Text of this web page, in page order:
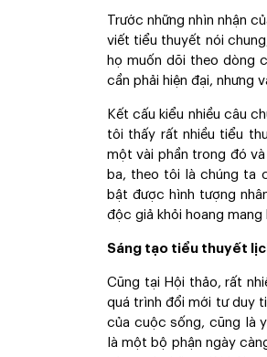
Trước những nhìn nhận
viết tiểu thuyết nói
họ muốn dõi theo dòng
cần phải hiện đại, nhưng
Kết cấu kiểu nhiều câu
tôi thấy rất nhiều tiểu
một vài phần trong đó
ba, theo tôi là chúng ta
bật được hình tượng
độc giả khỏi hoang
Sáng tạo tiểu thuyết
Cũng tại Hội thảo, rất
quá trình đổi mới tư duy
của cuộc sống, cũng là
là một bộ phận ngày